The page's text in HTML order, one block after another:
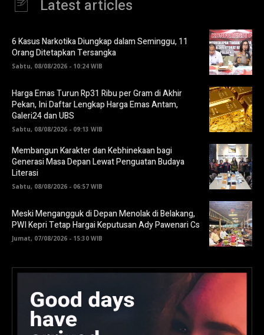
Latest articles
6 Kasus Narkotika Diungkap dalam Seminggu, 11
Orang Ditetapkan Tersangka
Sabtu, 08/08/2026 - 10:24 WIB
Harga Emas Turun Rp31 Ribu per Gram di Akhir
Pekan, Ini Daftar Lengkap Harga Emas Antam,
Galeri24 dan UBS
Sabtu, 08/08/2026 - 09:13 WIB
Membangun Karakter dan Kebhinekaan bagi
Generasi Masa Depan Lewat Penguatan Budaya
Literasi
Sabtu, 08/08/2026 - 06:57 WIB
Meski Mengangguk di Depan Menolak di Belakang,
PWI Kepri Tetap Hargai Keputusan Ady Pawenari Cs
Jumat, 07/08/2026 - 15:30 WIB